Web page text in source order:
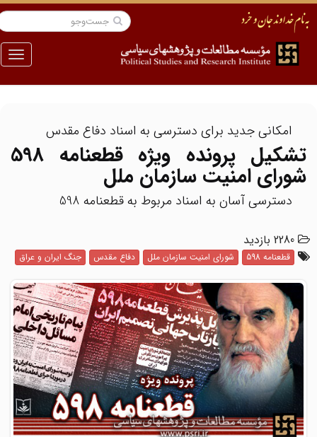
منو
امکانی جدید برای دسترسی به اسناد دفاع مقدس
تشکیل پرونده ویژه قطعنامه 598
شورای امنیت سازمان ملل
دسترسی آسان به اسناد مربوط به قطعنامه 598
2280 بازدید
قطعنامه 598 شورای امنیت سازمان ملل دفاع مقدس جنگ ایران و عراق